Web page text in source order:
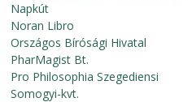
Napkút
Noran Libro
Országos Bírósági Hivatal
PharMagist Bt.
Pro Philosophia Szegediensi
Somogyi-kvt.